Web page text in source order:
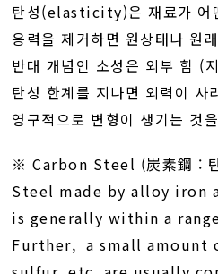
탄성(elasticity)은 재료가 어
응력을 제거하면 원상태나 원
반대 개념인 소성은 외부 힘 (
탄성 한계를 지나면 외력이 사
영구적으로 변형이 생기는 것
※ Carbon Steel (炭素鋼 :
Steel made by alloy iron
is generally within a
Further, a small amount